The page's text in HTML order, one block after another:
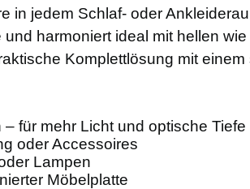
in jedem Schlaf- oder
harmoniert ideal mit hellen
Komplettlösung mit
für mehr Licht und optische Tiefe
oder Accessoires
Lampen
Möbelplatte